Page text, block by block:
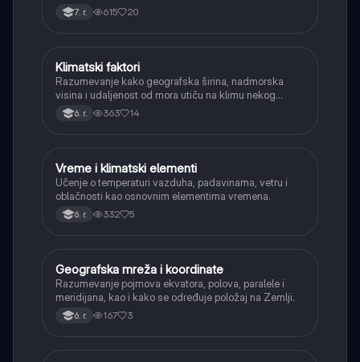
određuju.
7. r. 615 20
Geografija
Klimatski faktori
Razumevanje kako geografska širina, nadmorska
visina i udaljenost od mora utiču na klimu nekog
područja.
6. r. 363 14
Geografija
Vreme i klimatski elementi
Učenje o temperaturi vazduha, padavinama, vetru i
oblačnosti kao osnovnim elementima vremena.
6. r. 332 5
Geografija
Geografska mreža i koordinate
Razumevanje pojmova ekvatora, polova, paralele i
meridijana, kao i kako se određuje položaj na Zemlji.
6. r. 167 3